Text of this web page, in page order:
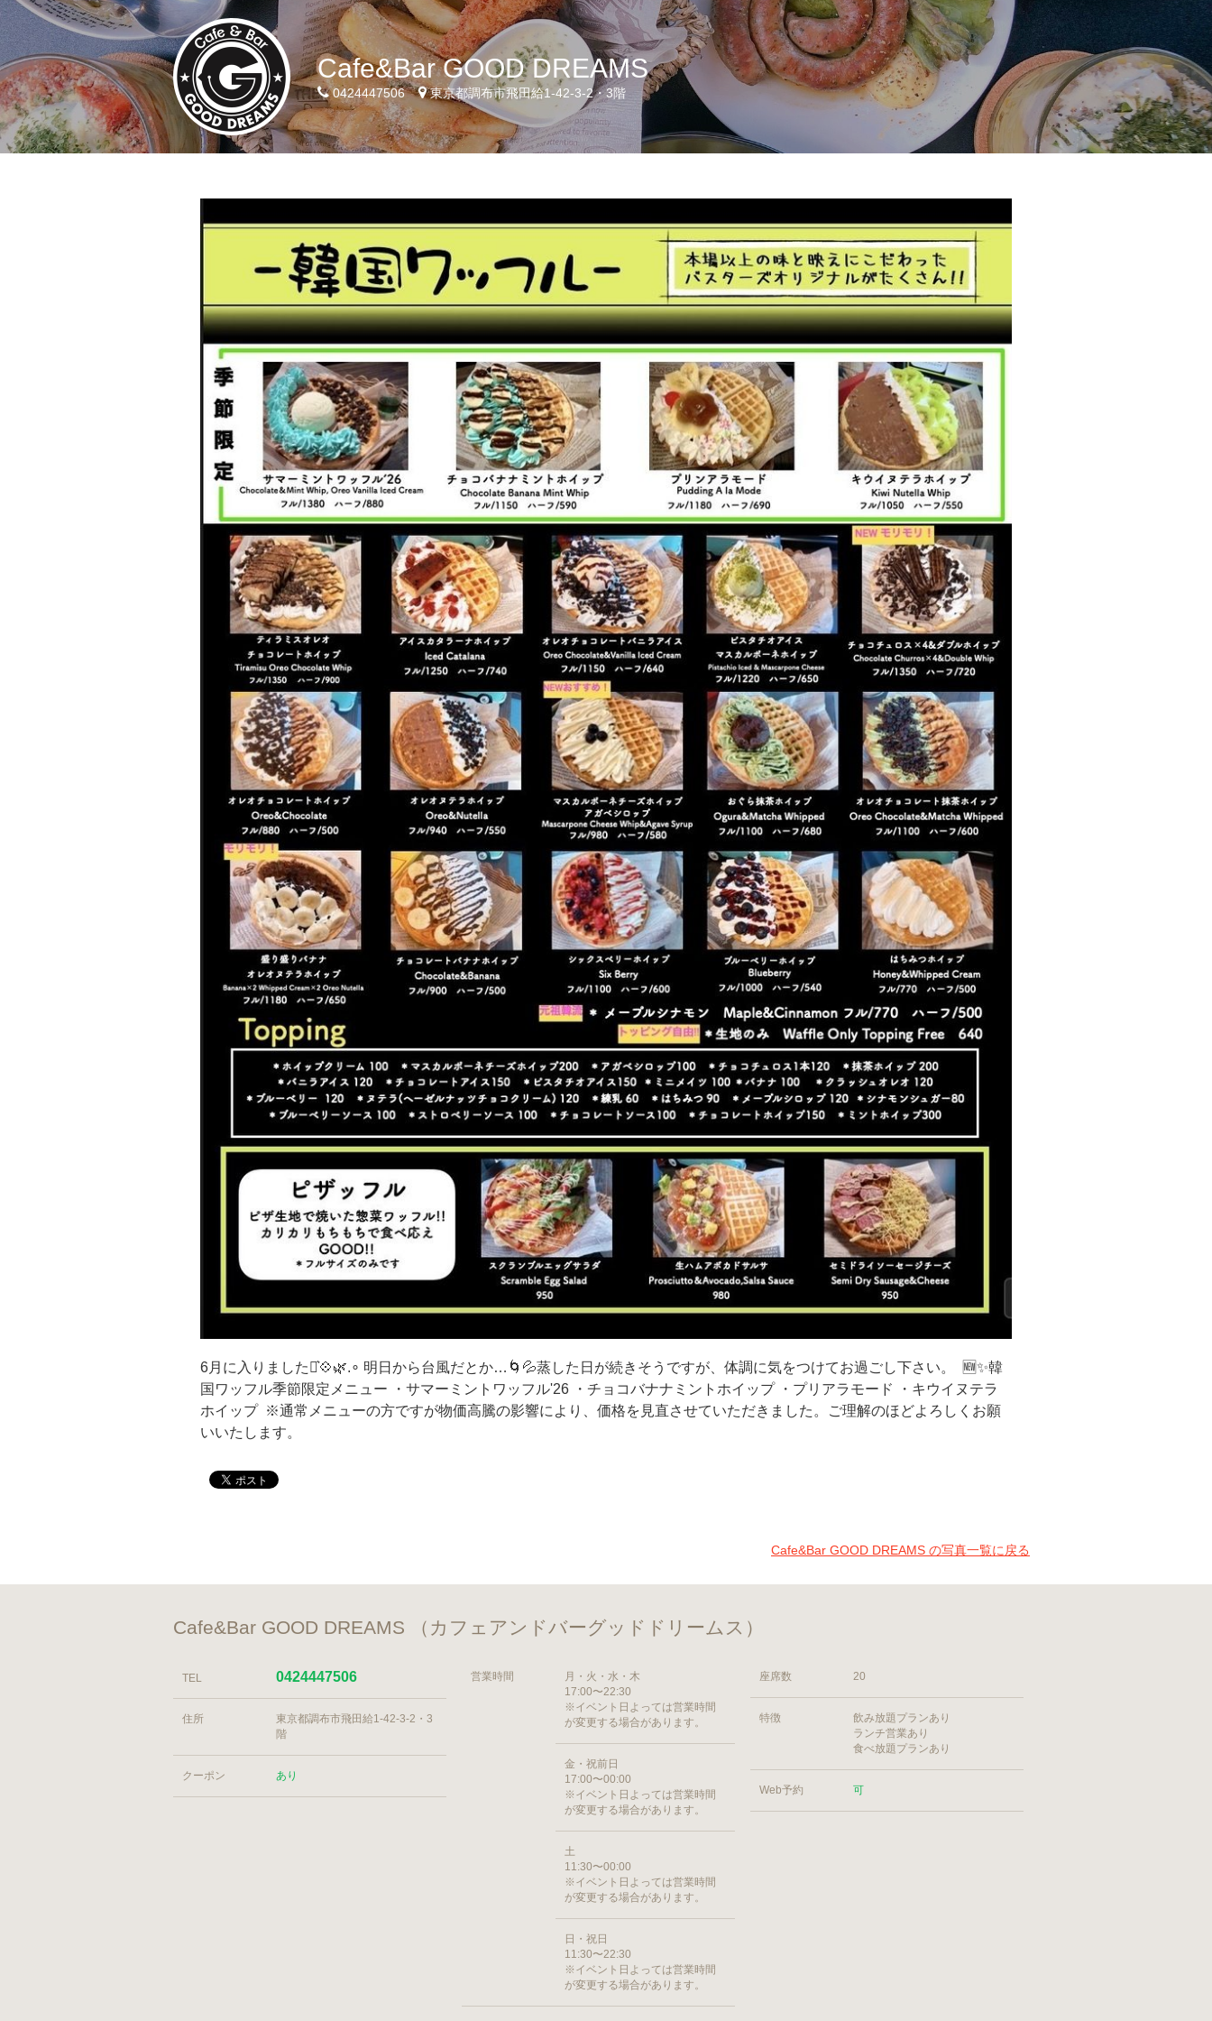
Cafe&Bar GOOD DREAMS
0424447506 東京都調布市飛田給1-42-3-2・3階
6月に入りましたね͛💠🌿.∘ 明日から台風だとか…🌀💦蒸した日が続きそうですが、体調に気をつけてお過ごし下さい。 ⁡ 🆕✨️韓
国ワッフル季節限定メニュー ・サマーミントワッフル'26 ・チョコバナナミントホイップ ・プリアラモード ・キウイヌテラ
ホイップ ⁡ ※通常メニューの方ですが物価高騰の影響により、価格を見直させていただきました。ご理解のほどよろしくお願
いいたします。
Cafe&Bar GOOD DREAMS の写真一覧に戻る
Cafe&Bar GOOD DREAMS （カフェアンドバーグッドドリームス）
TEL 0424447506
住所
東京都調布市飛田給1-42-3-2・3
階
クーポン あり
営業時間
月・火・水・木
17:00〜22:30
※イベント日よっては営業時間
が変更する場合があります。
金・祝前日
17:00〜00:00
※イベント日よっては営業時間
が変更する場合があります。
土
11:30〜00:00
※イベント日よっては営業時間
が変更する場合があります。
日・祝日
11:30〜22:30
※イベント日よっては営業時間
が変更する場合があります。
座席数 20
特徴
飲み放題プランあり
ランチ営業あり
食べ放題プランあり
Web予約 可